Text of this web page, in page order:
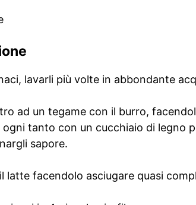
lavarli più volte in abbondante
ad un tegame con il burro,
ogni tanto con un cucchiaio di legno
sapore.
latte facendolo asciugare quasi